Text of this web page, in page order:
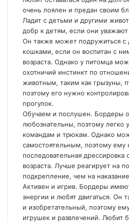
очень лоялен и предан своим
Ладит с детьми и другими
добр к детям, если они
Он также может подружиться с
кошками, если он воспитан с
возраста. Однако у питомца
охотничий инстинкт по
животным, таким как грызуны,
поэтому его нужно
прогулок.
Обучаем и послушен. Бордеры
любознательны, поэтому легко
командам и трюкам. Однако
самостоятельным, поэтому ему
последовательная дрессировка
возраста. Лучше реагирует на
подкрепление, чем на
Активен и игрив. Бордеры
энергии и любят двигаться. Он
и изобретательный, поэтому
игрушек и развлечений. Любит